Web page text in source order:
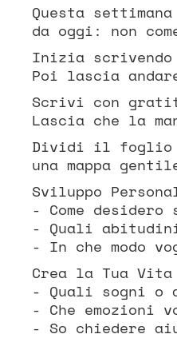
Questa
da oggi: non
Inizia
Poi lascia
Scrivi con
Lascia che la
Dividi il foglio
una mappa
Sviluppo
- Come
- Quali
- In che modo
Crea la Tua Vita
- Quali sogni o
- Che emozioni
- So chiedere